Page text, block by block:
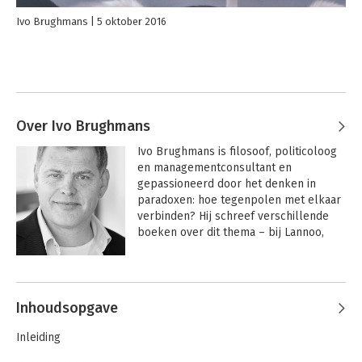
Ivo Brughmans 5 oktober 2016
Over Ivo Brughmans
Ivo Brughmans is filosoof, politicoloog
en managementconsultant en
gepassioneerd door het denken in
paradoxen: hoe tegenpolen met elkaar
verbinden? Hij schreef verschillende
boeken over dit thema – bij Lannoo,
masterclasses en verdiepende
Andere boeken door Ivo Brughmans
Inhoudsopgave
Inleiding